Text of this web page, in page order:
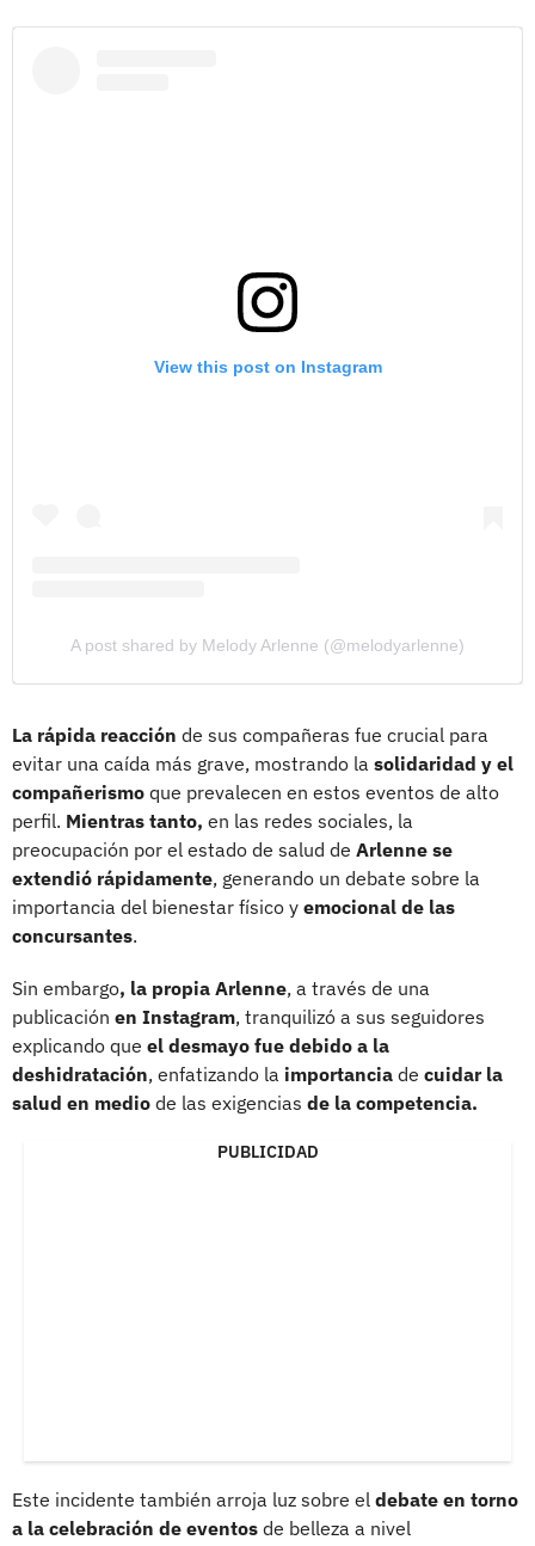
View this post on Instagram
A post shared by Melody Arlenne (@melodyarlenne)
La rápida reacción de sus compañeras fue crucial para
evitar una caída más grave, mostrando la solidaridad y el
compañerismo que prevalecen en estos eventos de alto
perfil. Mientras tanto, en las redes sociales, la
preocupación por el estado de salud de Arlenne se
extendió rápidamente, generando un debate sobre la
importancia del bienestar físico y emocional de las
concursantes.
Sin embargo, la propia Arlenne, a través de una
publicación en Instagram, tranquilizó a sus seguidores
explicando que el desmayo fue debido a la
deshidratación, enfatizando la importancia de cuidar la
salud en medio de las exigencias de la competencia.
PUBLICIDAD
Este incidente también arroja luz sobre el debate en torno
a la celebración de eventos de belleza a nivel